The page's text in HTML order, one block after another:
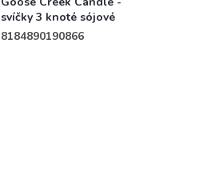
svíčky 3 knoté sójové
8184890190866